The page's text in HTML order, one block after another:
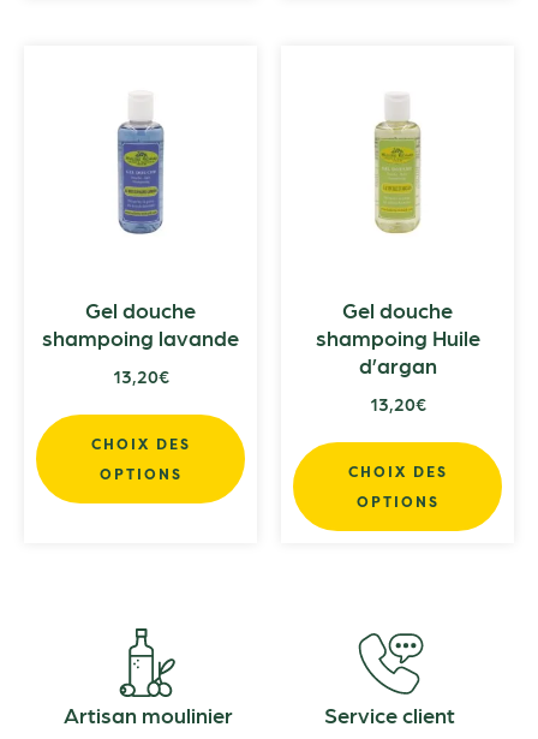
Gel douche
shampoing lavande
13,20€
CHOIX DES
OPTIONS
Gel douche
shampoing Huile
d’argan
13,20€
CHOIX DES
OPTIONS
Artisan moulinier
Service client